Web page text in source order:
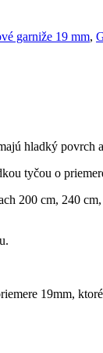
garniže 19 mm,
hladký povrch a
tyčou o
200 cm, 240 cm,
.
19mm, ktoré